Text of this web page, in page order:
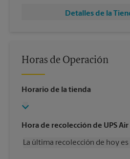
Detalles de la
Horas de Operación
Horario de la tienda
Hora de recolección de UPS Air
La última recolección de hoy es